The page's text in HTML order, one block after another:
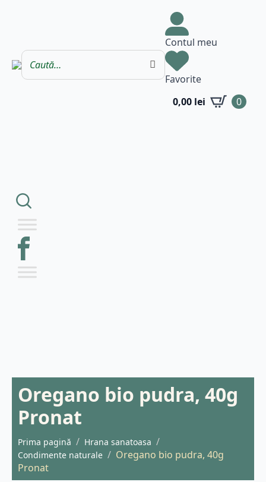
Contul meu
Favorite
0,00 lei 0
Oregano bio pudra, 40g
Pronat
Prima pagină
Hrana sanatoasa
Condimente naturale
Oregano bio pudra, 40g
Pronat